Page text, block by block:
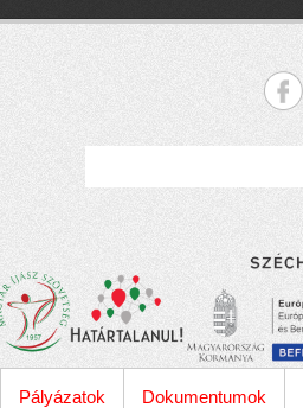
Pályázatok Dokumentumok